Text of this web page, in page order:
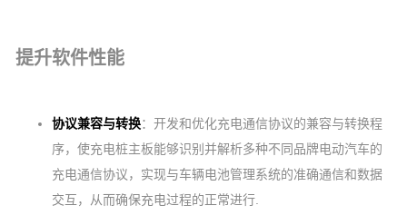
提升软件性能
协议兼容与转换：开发和优化充电通信协议的兼容与转换程
序，使充电桩主板能够识别并解析多种不同品牌电动汽车的
充电通信协议，实现与车辆电池管理系统的准确通信和数据
交互，从而确保充电过程的正常进行.